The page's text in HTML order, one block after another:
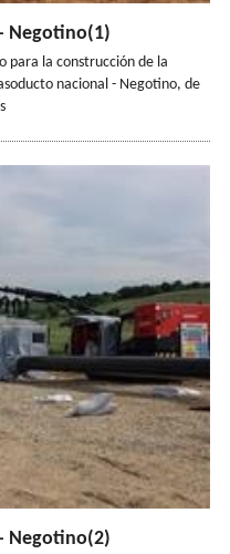
Negotino(1)
para la construcción de la
nacional - Negotino, de
Negotino(2)